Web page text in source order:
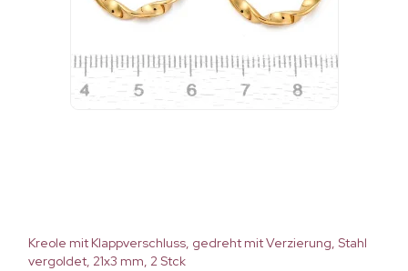
Kreole mit Klappverschluss, gedreht mit Verzierung, Stahl
vergoldet, 21x3 mm, 2 Stck